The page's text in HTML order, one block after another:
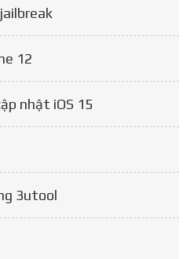
12
nhật iOS 15
3utool